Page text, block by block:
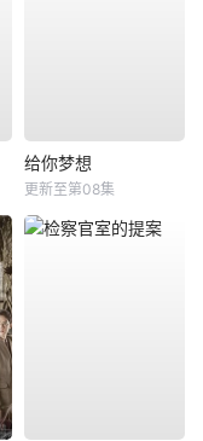
给你梦想
更新至第08集